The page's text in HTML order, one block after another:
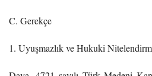
C. Gerekçe
1. Uyuşmazlık ve Hukuki